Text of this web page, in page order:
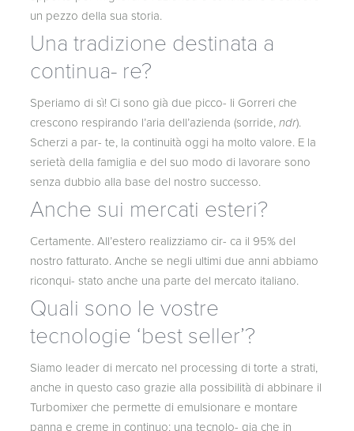
un pezzo della sua storia.
Una tradizione destinata a
continua- re?
Speriamo di sì! Ci sono già due picco- li Gorreri che
crescono respirando l’aria dell’azienda (sorride, ndr).
Scherzi a par- te, la continuità oggi ha molto valore. E la
serietà della famiglia e del suo modo di lavorare sono
senza dubbio alla base del nostro successo.
Anche sui mercati esteri?
Certamente. All’estero realizziamo cir- ca il 95% del
nostro fatturato. Anche se negli ultimi due anni abbiamo
riconqui- stato anche una parte del mercato italiano.
Quali sono le vostre
tecnologie ‘best seller’?
Siamo leader di mercato nel processing di torte a strati,
anche in questo caso grazie alla possibilità di abbinare il
Turbomixer che permette di emulsionare e montare
panna e creme in continuo: una tecnolo- gia che in